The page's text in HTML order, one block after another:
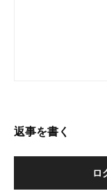
返事を書く
ロ